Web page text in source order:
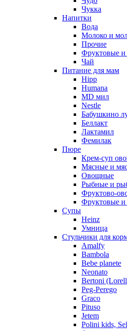
Чукка
Напитки
Вода
Молоко и
Прочие
Фруктовые
Чай
Питание для мам
Hipp
Humana
MD мил
Nestle
Бабушкино
Беллакт
Лактамил
Фемилак
Пюре
Крем-суп
Мясные и
Овощные
Рыбные и
Фруктово-
Фруктовые и
Супы
Heinz
Умница
Стульчики для
Amalfy
Bambola
Bebe planete
Neonato
Bertoni
Peg-Perego
Graco
Pituso
Jetem
Polini kids,